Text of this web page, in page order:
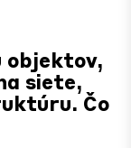
objektov,
siete,
Čo